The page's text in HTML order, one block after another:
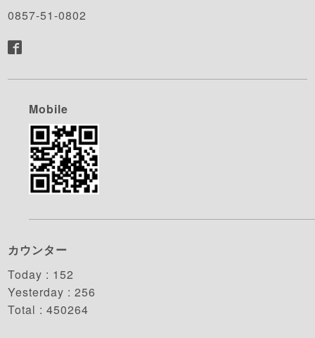
0857-51-0802
Mobile
カウンター
Today : 152
Yesterday :256
Total :450264